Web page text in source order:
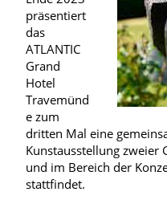
präsentiert
das
ATLANTIC
Grand
Hotel
Travemünd
e zum
dritten Mal eine
Kunstausstellung zweier
und im Bereich der
stattfindet.